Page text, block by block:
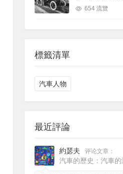
654 流覽
標籤清單
汽車人物
最近評論
約瑟夫
评论文章：